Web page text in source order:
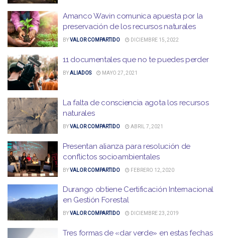
Amanco Wavin comunica apuesta por la
preservación de los recursos naturales
BYVALOR COMPARTIDO DICIEMBRE 15, 2022
11 documentales que no te puedes perder
BYALIADOS MAYO 27, 2021
La falta de consciencia agota los recursos
naturales
BYVALOR COMPARTIDO ABRIL 7, 2021
Presentan alianza para resolución de
conflictos socioambientales
BYVALOR COMPARTIDO FEBRERO 12, 2020
Durango obtiene Certificación Internacional
en Gestión Forestal
BYVALOR COMPARTIDO DICIEMBRE 23, 2019
Tres formas de «dar verde» en estas fechas